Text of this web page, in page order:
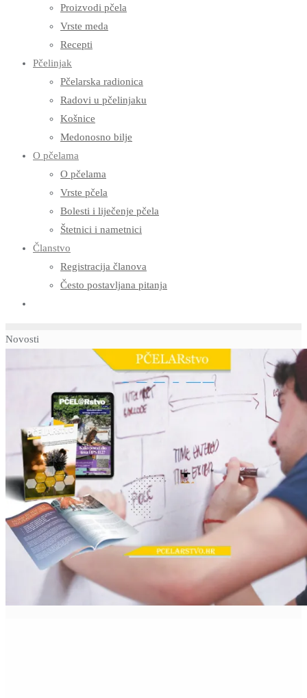
Proizvodi pčela
Vrste meda
Recepti
Pčelinjak
Pčelarska radionica
Radovi u pčelinjaku
Košnice
Medonosno bilje
O pčelama
O pčelama
Vrste pčela
Bolesti i liječenje pčela
Štetnici i nametnici
Članstvo
Registracija članova
Često postavljana pitanja
Novosti